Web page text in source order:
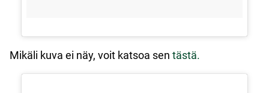
Mikäli kuva ei näy, voit katsoa sen tästä.